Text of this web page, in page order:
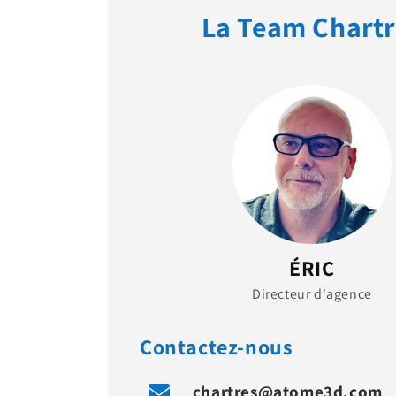
La Team
ÉRIC
Directeur d'agence
Contactez-nous